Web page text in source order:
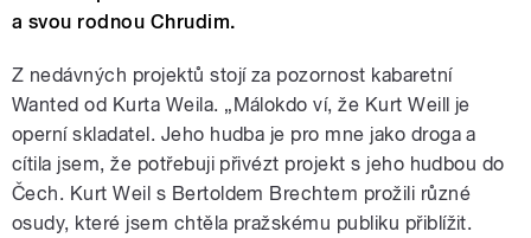
a svou rodnou Chrudim.
Z nedávných projektů stojí za pozornost kabaretní
Wanted od Kurta Weila. „Málokdo ví, že Kurt Weill je
operní skladatel. Jeho hudba je pro mne jako droga a
cítila jsem, že potřebuji přivézt projekt s jeho hudbou do
Čech. Kurt Weil s Bertoldem Brechtem prožili různé
osudy, které jsem chtěla pražskému publiku přiblížit.